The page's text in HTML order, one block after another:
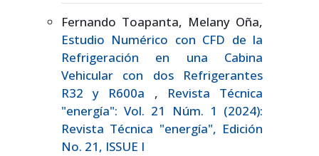
Fernando Toapanta, Melany Oña,
Estudio Numérico con CFD de la
Refrigeración en una Cabina
Vehicular con dos Refrigerantes
R32 y R600a , Revista Técnica
"energía": Vol. 21 Núm. 1 (2024):
Revista Técnica "energía", Edición
No. 21, ISSUE I